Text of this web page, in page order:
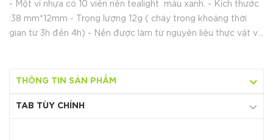
- Một vỉ nhựa có 10 viên nến tealight màu xanh. - Kích thước
:38 mm*12mm - Trọng lượng 12g ( cháy trong khoảng thời
gian từ 3h đến 4h) - Nến được làm từ nguyên liệu thực vật và
THÔNG TIN SẢN PHẨM
TAB TÙY CHỈNH